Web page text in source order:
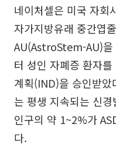
네이처셀은 미국 자회
자가지방유래 중간엽
AU(AstroStem-AU)을
터 성인 자폐증 환자
계획(IND)을 승인받았
는 평생 지속되는 신
인구의 약 1~2%가
다.